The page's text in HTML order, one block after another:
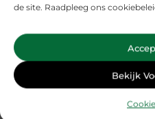
de site. Raadpleeg ons
Bekijk
Herenschoenen Sacha